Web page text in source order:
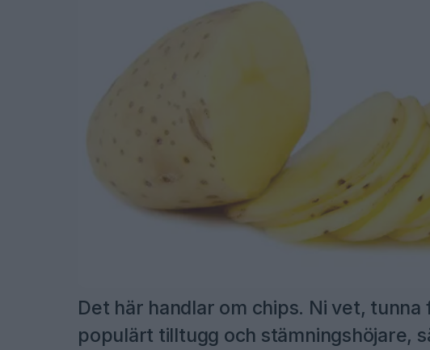
Det här handlar om chips. Ni vet,
populärt tilltugg och stämningshöjare,